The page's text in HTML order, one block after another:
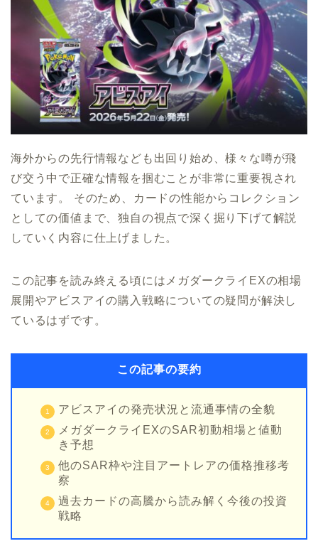
海外からの先行情報なども出回り始め、様々な噂が飛
び交う中で正確な情報を掴むことが非常に重要視され
ています。 そのため、カードの性能からコレクション
としての価値まで、独自の視点で深く掘り下げて解説
していく内容に仕上げました。
この記事を読み終える頃にはメガダークライEXの相場
展開やアビスアイの購入戦略についての疑問が解決し
ているはずです。
この記事の要約
アビスアイの発売状況と流通事情の全貌
メガダークライEXのSAR初動相場と値動
き予想
他のSAR枠や注目アートレアの価格推移考
察
過去カードの高騰から読み解く今後の投資
戦略